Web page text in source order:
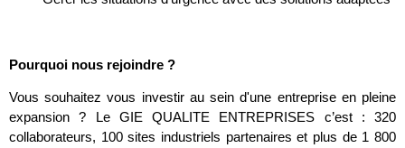
Pourquoi nous rejoindre ?
Vous souhaitez vous investir au sein d'une entreprise en pleine
expansion ? Le GIE QUALITE ENTREPRISES c’est : 320
collaborateurs, 100 sites industriels partenaires et plus de 1 800